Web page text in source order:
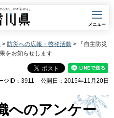
県
メニュー
> 防災への広報・啓発活動 > 「自主防災
をお知らせします
ジID：3911 公開日：2015年11月20日
へのアンケー